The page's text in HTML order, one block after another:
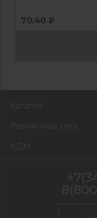
70.40 ₽
Каталог
Розничная сеть
КДМ